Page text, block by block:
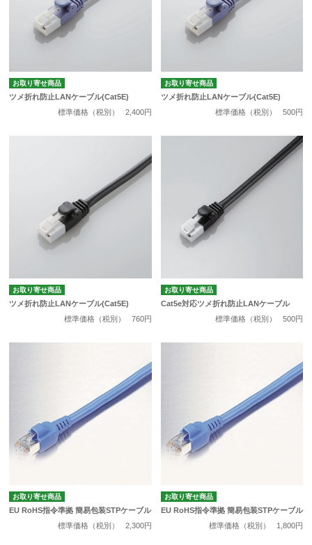
お取り寄せ商品
ツメ折れ防止LANケーブル(Cat5E)
標準価格（税別）
2,400円
お取り寄せ商品
ツメ折れ防止LANケーブル(Cat5E)
標準価格（税別）
500円
お取り寄せ商品
ツメ折れ防止LANケーブル(Cat5E)
標準価格（税別）
760円
お取り寄せ商品
Cat5e対応ツメ折れ防止LANケーブル
標準価格（税別）
500円
お取り寄せ商品
EU RoHS指令準拠 簡易包装STPケーブル
標準価格（税別）
2,300円
お取り寄せ商品
EU RoHS指令準拠 簡易包装STPケーブル
標準価格（税別）
1,800円